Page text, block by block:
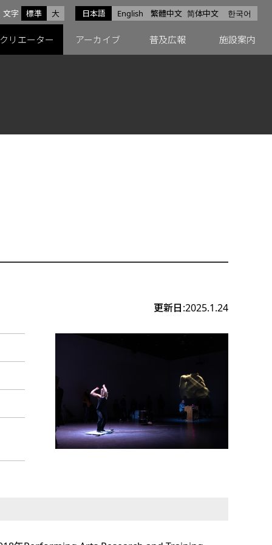
日本語 English 繁體中文 简体中文 한국어
文字サイズ
標準 大
ースfacebook
ースX
スペースInstagram
リエーター アーカイブ 普及広報 施設案内
更新日:2025.1.24